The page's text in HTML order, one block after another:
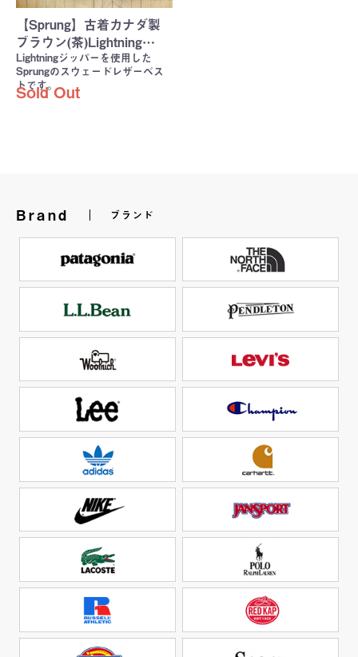
【Sprung】古着カナダ製
ブラウン(茶)Lightning…
Lightningジッパーを使用した
Sprungのスウェードレザーベス
トです。
Sold Out
Brand ブランド